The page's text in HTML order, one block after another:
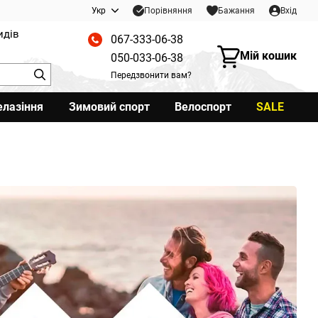
Укр Порівняння Бажання Вхід
067-333-06-38
050-033-06-38
Передзвонити вам?
Мій кошик
Зимовий спорт Велоспорт SALE